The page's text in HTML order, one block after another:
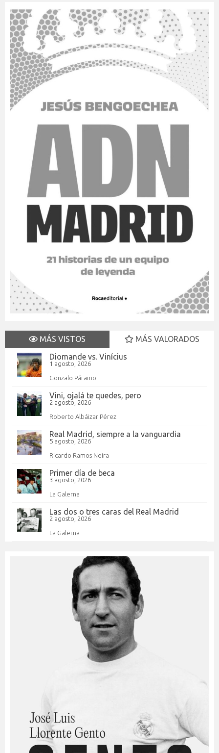
MÁS VISTOS
MÁS VALORADOS
Diomande vs. Vinícius
1 agosto, 2026
Gonzalo Páramo
Vini, ojalá te quedes, pero
2 agosto, 2026
Roberto Albáizar Pérez
Real Madrid, siempre a la vanguardia
5 agosto, 2026
Ricardo Ramos Neira
Primer día de beca
3 agosto, 2026
La Galerna
Las dos o tres caras del Real Madrid
2 agosto, 2026
La Galerna